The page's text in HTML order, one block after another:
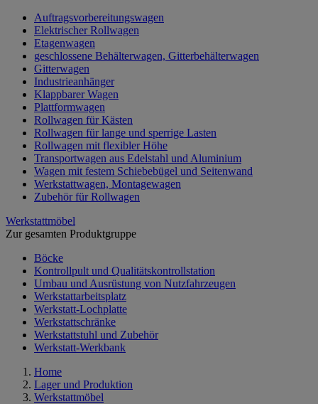
Auftragsvorbereitungswagen
Elektrischer Rollwagen
Etagenwagen
geschlossene Behälterwagen, Gitterbehälterwagen
Gitterwagen
Industrieanhänger
Klappbarer Wagen
Plattformwagen
Rollwagen für Kästen
Rollwagen für lange und sperrige Lasten
Rollwagen mit flexibler Höhe
Transportwagen aus Edelstahl und Aluminium
Wagen mit festem Schiebebügel und Seitenwand
Werkstattwagen, Montagewagen
Zubehör für Rollwagen
Werkstattmöbel
Zur gesamten Produktgruppe
Böcke
Kontrollpult und Qualitätskontrollstation
Umbau und Ausrüstung von Nutzfahrzeugen
Werkstattarbeitsplatz
Werkstatt-Lochplatte
Werkstattschränke
Werkstattstuhl und Zubehör
Werkstatt-Werkbank
Home
Lager und Produktion
Werkstattmöbel